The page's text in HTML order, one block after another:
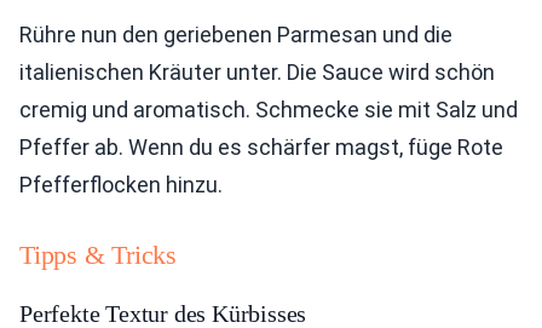
Rühre nun den geriebenen Parmesan und die
italienischen Kräuter unter. Die Sauce wird schön
cremig und aromatisch. Schmecke sie mit Salz und
Pfeffer ab. Wenn du es schärfer magst, füge Rote
Pfefferflocken hinzu.
Tipps & Tricks
Perfekte Textur des Kürbisses